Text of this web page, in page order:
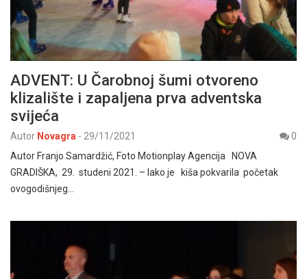
ADVENT: U Čarobnoj šumi otvoreno
klizalište i zapaljena prva adventska
svijeća
Autor Novagra - 29/11/2021
0
Autor Franjo Samardžić, Foto Motionplay Agencija NOVA
GRADIŠKA, 29. studeni 2021. – Iako je kiša pokvarila početak
ovogodišnjeg…